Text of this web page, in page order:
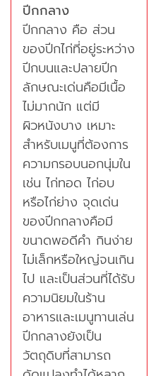
ปีกกลาง
ปีกกลาง คือ ส่วน
ของปีกไก่ที่อยู่ระหว่าง
ปีกบนและปลายปีก
ลักษณะเด่นคือมีเนื้อ
ไม่มากนัก แต่มี
ผิวหนังบาง เหมาะ
สำหรับเมนูที่ต้องการ
ความกรอบนอกนุ่มใน
เช่น ไก่ทอด ไก่อบ
หรือไก่ย่าง จุดเด่น
ของปีกกลางคือมี
ขนาดพอดีคำ กินง่าย
ไม่เล็กหรือใหญ่จนเกิน
ไป และเป็นส่วนที่ได้รับ
ความนิยมในร้าน
อาหารและเมนูทานเล่น
ปีกกลางยังเป็น
วัตถุดิบที่สามารถ